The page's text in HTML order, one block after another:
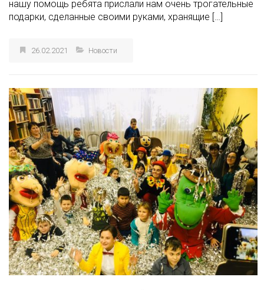
нашу помощь ребята прислали нам очень трогательные
подарки, сделанные своими руками, хранящие […]
26.02.2021 Новости